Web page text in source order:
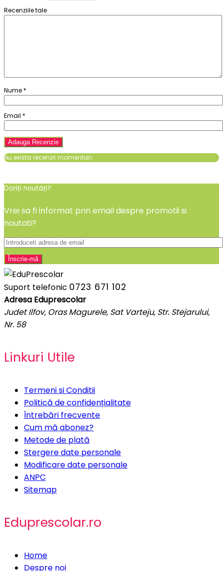
Recenziile tale
Nume *
Email *
Nu exista recenzii momentan.
Doriți noutăți?
Vrei sa fi informat prin email despre promotii si
noutati?
Suport telefonic 0723 671 102
Adresa Eduprescolar
Judet Ilfov, Oras Magurele, Sat Varteju, Str. Stejarului,
Nr. 58
Linkuri Utile
Termeni si Conditii
Politică de confidențialitate
Întrebări frecvente
Cum mă abonez?
Metode de plată
Stergere date personale
Modificare date personale
ANPC
Sitemap
Eduprescolar.ro
Home
Despre noi